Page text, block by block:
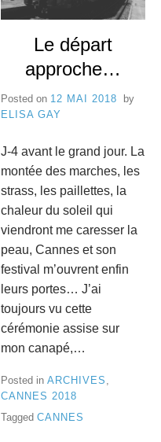
8
e
C
a
n
e
s
Le départ
approche…
Posted on 12 MAI 2018
by
ELISA GAY
J-4 avant le grand jour. La
montée des marches, les
strass, les paillettes, la
chaleur du soleil qui
viendront me caresser la
peau, Cannes et son
festival m’ouvrent enfin
leurs portes… J’ai
toujours vu cette
cérémonie assise sur
mon canapé,…
Posted in ARCHIVES ,
CANNES 2018
Tagged CANNES